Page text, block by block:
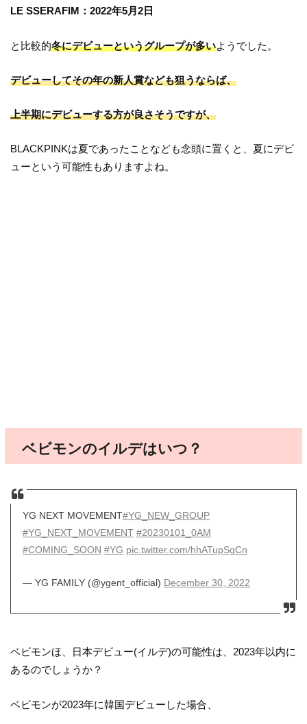
LE SSERAFIM：2022年5月2日
と比較的冬にデビューというグループが多いようでした。
デビューしてその年の新人賞なども狙うならば、
上半期にデビューする方が良さそうですが、
BLACKPINKは夏であったことなども念頭に置くと、夏にデビ
ューという可能性もありますよね。
ベビモンのイルデはいつ？
YG NEXT MOVEMENT#YG_NEW_GROUP
#YG_NEXT_MOVEMENT #20230101_0AM
#COMING_SOON #YG pic.twitter.com/hhATupSgCn
— YG FAMILY (@ygent_official) December 30, 2022
ベビモンほ、日本デビュー(イルデ)の可能性は、2023年以内に
あるのでしょうか？
ベビモンが2023年に韓国デビューした場合、